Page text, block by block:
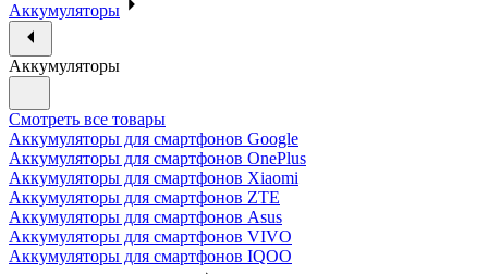
Аккумуляторы
Аккумуляторы
Смотреть все товары
Аккумуляторы для смартфонов Google
Аккумуляторы для смартфонов OnePlus
Аккумуляторы для смартфонов Xiaomi
Аккумуляторы для смартфонов ZTE
Аккумуляторы для cмартфонов Asus
Аккумуляторы для смартфонов VIVO
Аккумуляторы для смартфонов IQOO